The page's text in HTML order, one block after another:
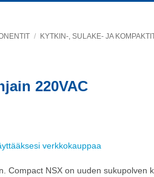
/ KYTKIN-, SULAKE- JA
220VAC
verkkokauppaa
Compact NSX on uuden sukupolven